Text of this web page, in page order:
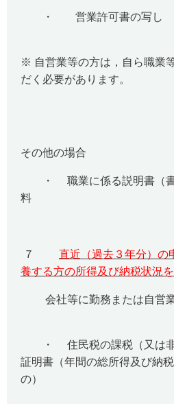
・ 営業許可書の
※ 自営業等の方は，自ら職業
だく必要があります。
その他の場合
・ 職業に係る説明書（書
料
７ 直近（過去３年分）の
養する方の所得及び納税状況
会社等に勤務または自営
・ 住民税の課税（又は非
証明書（年間の総所得及び納
の）